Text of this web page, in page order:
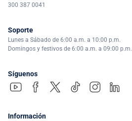
300 387 0041
Soporte
Lunes a Sábado de 6:00 a.m. a 10:00 p.m.
Domingos y festivos de 6:00 a.m. a 09:00 p.m.
Síguenos
Información